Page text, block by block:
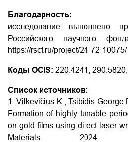
Благодарность:
исследование выполнено
Российского научного
https://rscf.ru/project/24-72-10075/
Коды OCIS: 220.4241,
Список источников:
1. Vilkevičius K., Tsibidis George
Formation of highly tunable
on gold films using direct laser
Materials. 2024.